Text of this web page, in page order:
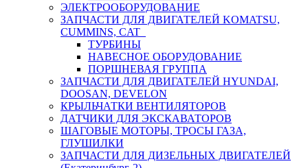
ЭЛЕКТРООБОРУДОВАНИЕ
ЗАПЧАСТИ ДЛЯ ДВИГАТЕЛЕЙ KOMATSU,
CUMMINS, CAT
ТУРБИНЫ
НАВЕСНОЕ ОБОРУДОВАНИЕ
ПОРШНЕВАЯ ГРУППА
ЗАПЧАСТИ ДЛЯ ДВИГАТЕЛЕЙ HYUNDAI,
DOOSAN, DEVELON
КРЫЛЬЧАТКИ ВЕНТИЛЯТОРОВ
ДАТЧИКИ ДЛЯ ЭКСКАВАТОРОВ
ШАГОВЫЕ МОТОРЫ, ТРОСЫ ГАЗА,
ГЛУШИЛКИ
ЗАПЧАСТИ ДЛЯ ДИЗЕЛЬНЫХ ДВИГАТЕЛЕЙ